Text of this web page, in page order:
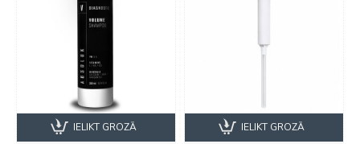
IELIKT GROZĀ IELIKT GROZĀ